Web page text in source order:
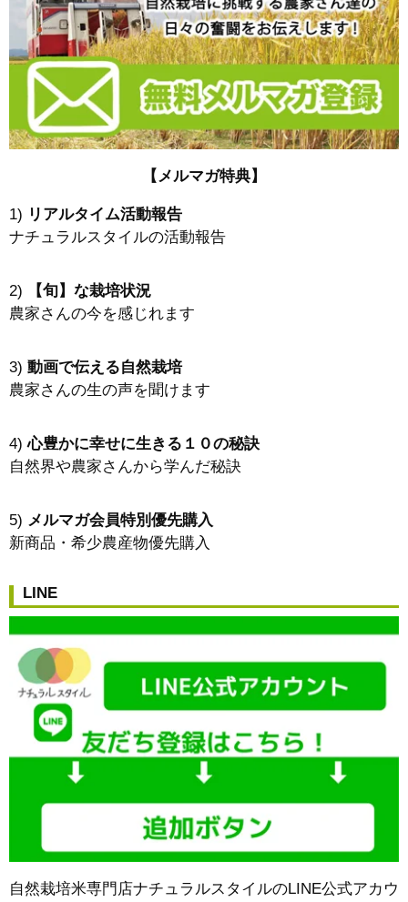
【メルマガ特典】
1) リアルタイム活動報告
ナチュラルスタイルの活動報告
2)
【旬】な栽培状況
農家さんの今を感じれます
3) 動画で伝える自然栽培
農家さんの生の声を聞けます
4)心豊かに幸せに生きる１０の秘訣
自然界や農家さんから学んだ秘訣
5) メルマガ会員特別優先購入
新商品・希少農産物優先購入
LINE
自然栽培米専門店ナチュラルスタイルのLINE公式アカウ